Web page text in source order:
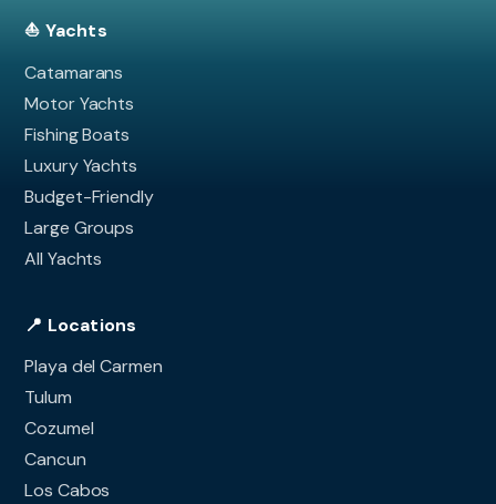
⛵ Yachts
Catamarans
Motor Yachts
Fishing Boats
Luxury Yachts
Budget-Friendly
Large Groups
All Yachts
📍 Locations
Playa del Carmen
Tulum
Cozumel
Cancun
Los Cabos